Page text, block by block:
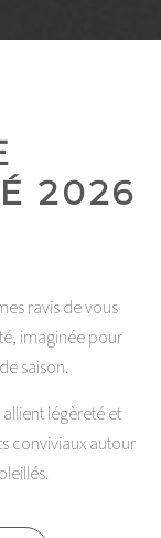
2026
ravis de vous
imaginée pour
saison.
légèreté et
conviviaux autour